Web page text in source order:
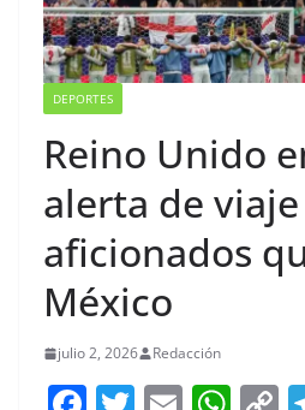
DEPORTES
Reino Unido
alerta de
aficionados
México
julio 2, 2026 Redacción